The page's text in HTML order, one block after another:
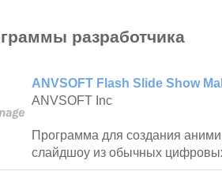
разработчика
ANVSOFT Flash Slide Show
ANVSOFT Inc
Программа для создания
слайдшоу из обычных